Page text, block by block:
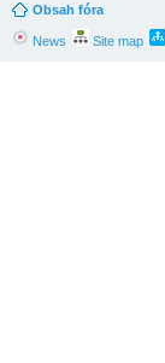
Obsah fóra
News Site map